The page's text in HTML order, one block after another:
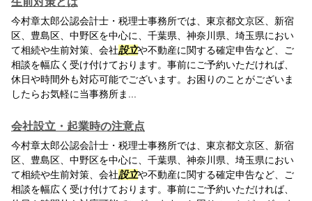
今村章太郎公認会計士・税理士事務所では、東京都文京区、新宿
区、豊島区、中野区を中心に、千葉県、神奈川県、埼玉県におい
て相続や生前対策、会社設立や不動産に関する確定申告など、ご
相談を幅広く受け付けております。事前にご予約いただければ、
休日や時間外も対応可能でございます。お困りのことがございま
したらお気軽に当事務所ま...
会社設立・起業時の注意点
今村章太郎公認会計士・税理士事務所では、東京都文京区、新宿
区、豊島区、中野区を中心に、千葉県、神奈川県、埼玉県におい
て相続や生前対策、会社設立や不動産に関する確定申告など、ご
相談を幅広く受け付けております。事前にご予約いただければ、